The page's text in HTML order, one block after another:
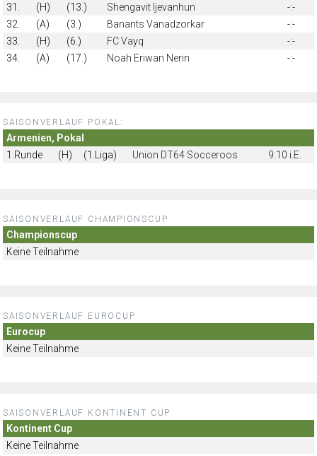
31.
(H) (13.) Shengavit Ijevanhun
-:-
32.
(A) (3.) Banants Vanadzorkar
-:-
33.
(H) (6.) FC Vayq
-:-
34.
(A) (17.) Noah Eriwan Nerin -:-
SAISONVERLAUF POKAL:
Armenien, Pokal
1.Runde
(H) (1.Liga) Union DT64 Socceroos 9:10 i.E.
SAISONVERLAUF CHAMPIONSCUP
Championscup
Keine Teilnahme
SAISONVERLAUF EUROCUP
Eurocup
Keine Teilnahme
SAISONVERLAUF KONTINENT CUP
Kontinent Cup
Keine Teilnahme